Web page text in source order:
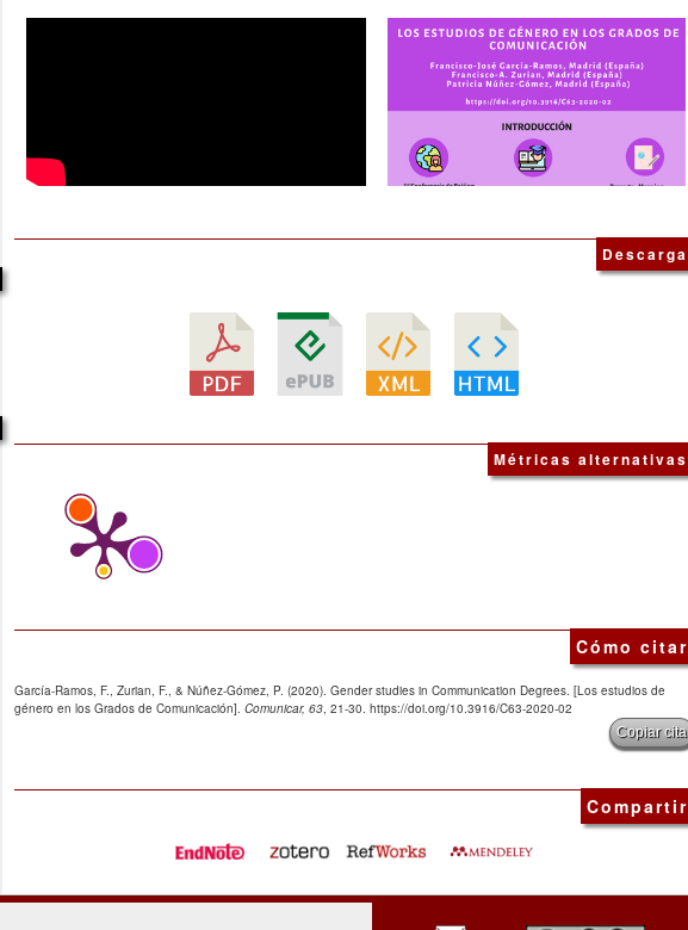
Descarga
Métricas alternativas
Cómo citar
García-Ramos, F., Zurian, F., & Núñez-Gómez, P. (2020). Gender studies in Communication Degrees. [Los estudios de
género en los Grados de Comunicación]. Comunicar, 63, 21-30. https://doi.org/10.3916/C63-2020-02
Copiar cita
Compartir